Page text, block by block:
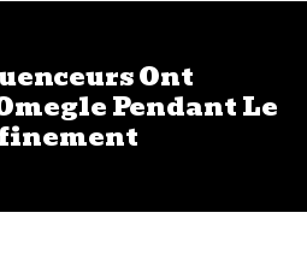
Ont
Pendant Le